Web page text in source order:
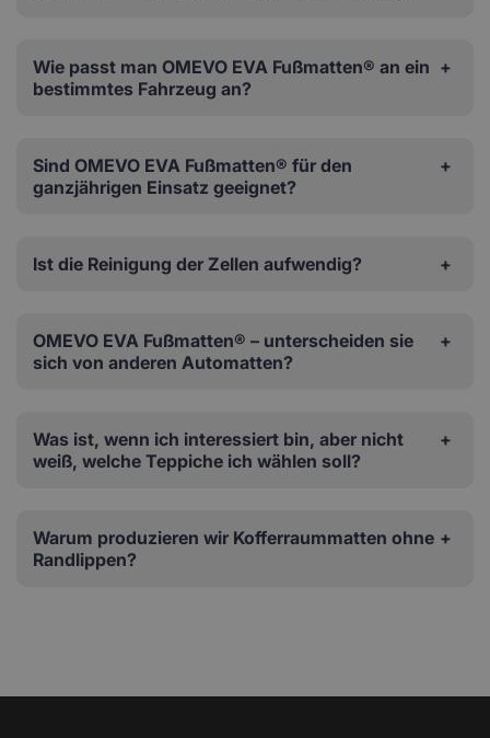
Wie passt man OMEVO EVA Fußmatten® an ein
bestimmtes Fahrzeug an?
Sind OMEVO EVA Fußmatten® für den
ganzjährigen Einsatz geeignet?
Ist die Reinigung der Zellen aufwendig?
OMEVO EVA Fußmatten® – unterscheiden sie
sich von anderen Automatten?
Was ist, wenn ich interessiert bin, aber nicht
weiß, welche Teppiche ich wählen soll?
Warum produzieren wir Kofferraummatten ohne
Randlippen?